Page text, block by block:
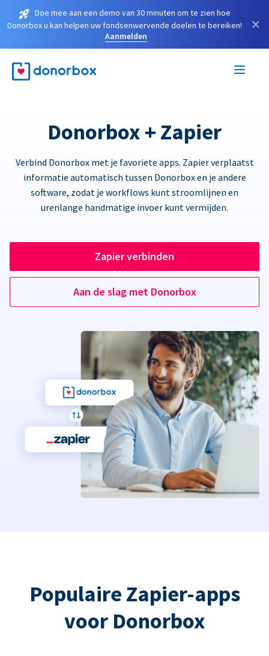
Doe mee aan een demo van 30 minuten om te zien hoe
Donorbox u kan helpen uw fondsenwervende doelen te bereiken!
Aanmelden
×
Donorbox + Zapier
Verbind Donorbox met je favoriete apps. Zapier verplaatst
informatie automatisch tussen Donorbox en je andere
software, zodat je workflows kunt stroomlijnen en
urenlange handmatige invoer kunt vermijden.
Zapier verbinden
Aan de slag met Donorbox
Populaire Zapier-apps
voor Donorbox